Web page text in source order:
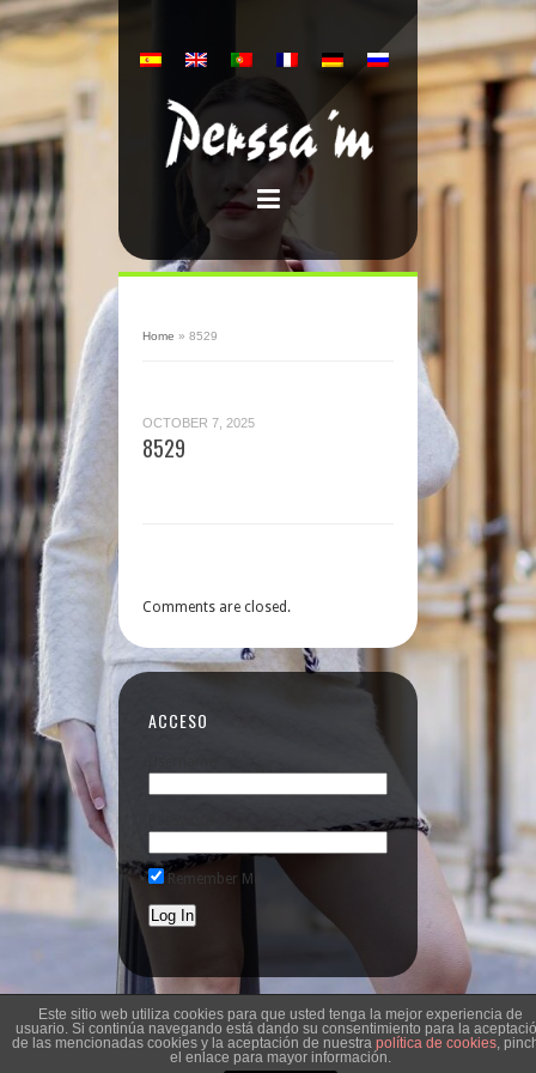
Home » 8529
OCTOBER 7, 2025
8529
Comments are closed.
ACCESO
Remember Me
Este sitio web utiliza cookies para que usted tenga la mejor experiencia de
usuario. Si continúa navegando está dando su consentimiento para la
de las mencionadas cookies y la aceptación de nuestra política de cookies,
el enlace para mayor información.